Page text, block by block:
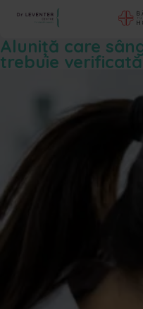
Aluniță care
trebuie